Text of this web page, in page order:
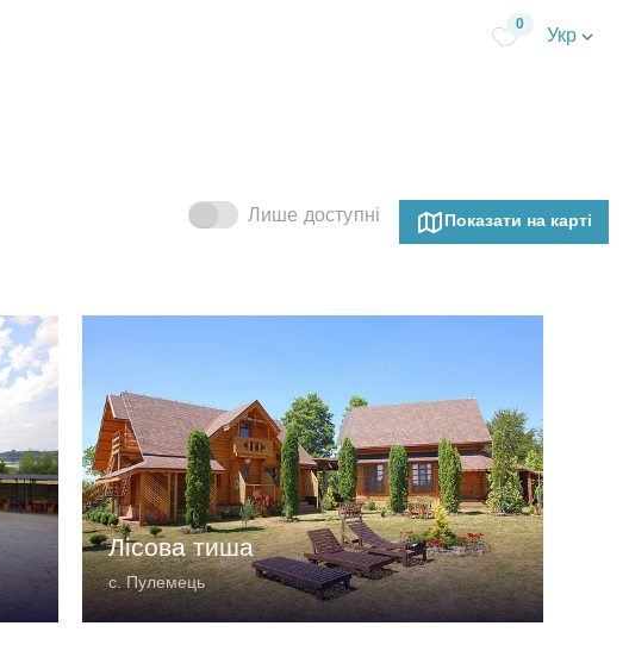
0
Укр
Лише доступні Показати на карті
Лісова тиша
с. Пулемець